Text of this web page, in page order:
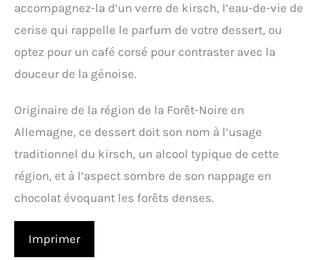
accompagnez-la d’un verre de kirsch, l’eau-de-vie de
cerise qui rappelle le parfum de votre dessert, ou
optez pour un café corsé pour contraster avec la
douceur de la génoise.
Originaire de la région de la Forêt-Noire en
Allemagne, ce dessert doit son nom à l’usage
traditionnel du kirsch, un alcool typique de cette
région, et à l’aspect sombre de son nappage en
chocolat évoquant les forêts denses.
Imprimer